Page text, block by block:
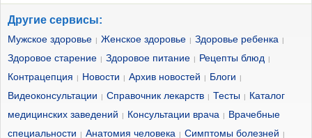
Другие сервисы:
Мужское здоровье Женское здоровье Здоровье ребенка
Здоровое старение Здоровое питание Рецепты блюд
Контрацепция Новости Архив новостей Блоги
Видеоконсультации Справочник лекарств Тесты
Каталог
медицинских заведений
Консультации врача
Врачебные
специальности
Анатомия человека Симптомы болезней